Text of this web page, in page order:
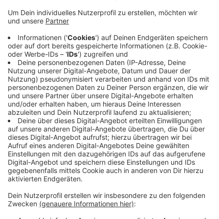
Anzeige
Demnach sitzt der 22-Jährige in U-Haft. Er sei bereits
am 12. Oktober am Flughafen Stansted
festgenommen worden, teilte Scotland Yard mit. Die
britische Polizei beschuldigt den Deutschen, in fünf
Fällen terroristische Propaganda-Videos verbreitet zu
haben.
Nach Spiegel-Informationen bleibt der mutmaßliche
Islamist, der Kontakte nach Ratingen haben soll,
vorerst in Haft.
Anzeige